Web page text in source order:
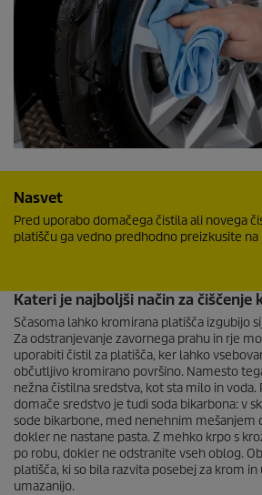
Nasvet
Pred uporabo domačega čistila ali novega
platišču ga vedno predhodno preizkusite
Kateri je najboljši način za čiščenje
Sčasoma lahko kromirana platišča izgubijo
Za odstranjevanje zavornega prahu in rje
uporabiti čistil za platišča, ker lahko
občutljivo kromirano površino. Namesto
nežna čistilna sredstva, kot sta milo in voda.
domače sredstvo je tudi soda bikarbona: v
sode bikarbone, med nenehnim mešanjem
dokler ne nastane pasta. Z mehko krpo s
po robu, dokler ne odstranite vseh oblog.
platišča, ki so bila razvita posebej za krom
umazanijo.